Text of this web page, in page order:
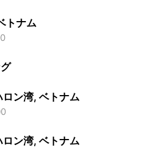
トナム
ロン湾, ベトナム
ロン湾, ベトナム